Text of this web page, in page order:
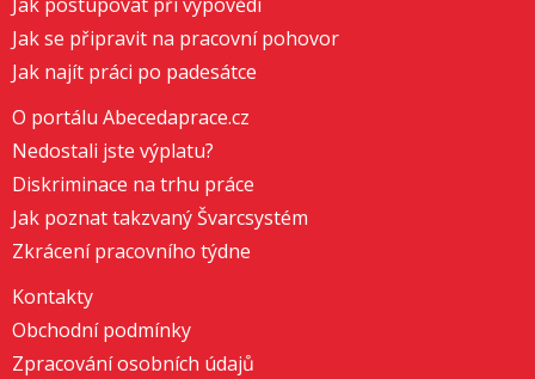
Jak se připravit na pracovní pohovor
Jak najít práci po padesátce
O portálu Abecedaprace.cz
Nedostali jste výplatu?
Diskriminace na trhu práce
Jak poznat takzvaný Švarcsystém
Zkrácení pracovního týdne
Kontakty
Obchodní podmínky
Zpracování osobních údajů